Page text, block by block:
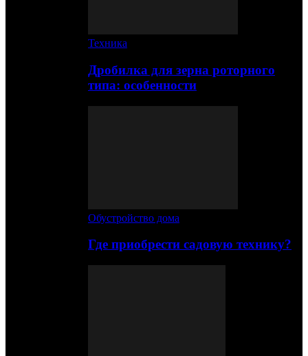
Техника
Дробилка для зерна роторного
типа: особенности
Обустройство дома
Где приобрести садовую технику?